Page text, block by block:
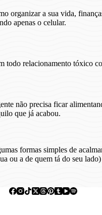
organizar a sua vida,
apenas o celular.
todo relacionamento tóxico
não precisa ficar
que já acabou.
formas simples de
ou a de quem tá do seu lado)